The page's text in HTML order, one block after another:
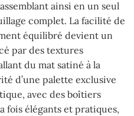
ainsi en un seul
complet. La facilité de
équilibré devient un
par des textures
du mat satiné à la
d’une palette exclusive
avec des boîtiers
fois élégants et pratiques,